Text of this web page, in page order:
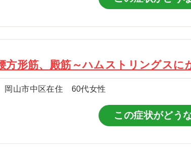
方形筋、殿筋～ハムストリングスに
岡山市中区在住 60代女性
この症状がどう